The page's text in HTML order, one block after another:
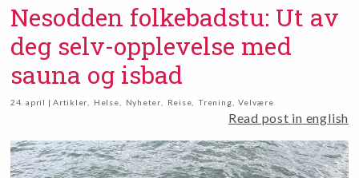
Nesodden folkebadstu: Ut av
deg selv-opplevelse med
sauna og isbad
24. april | Artikler Helse Nyheter Reise Trening Velvære
Read post in english